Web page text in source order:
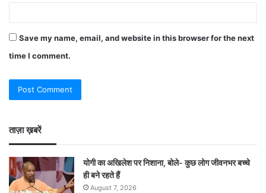
Save my name, email, and website in this browser for the next
time I comment.
ताज़ा ख़बरें
योगी का अखिलेश पर निशाना, बोले- कुछ लोग जीवनभर बच्चे
ही बने रहते हैं
August 7, 2026